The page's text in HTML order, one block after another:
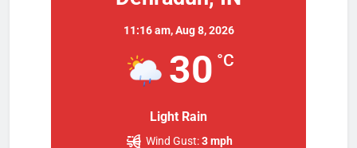
11:16 am,Aug 8, 2026
30 °C
Light Rain
Wind Gust:3 mph